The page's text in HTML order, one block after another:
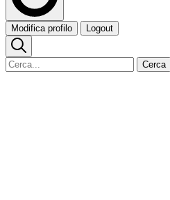
Modifica profilo Logout
Cerca